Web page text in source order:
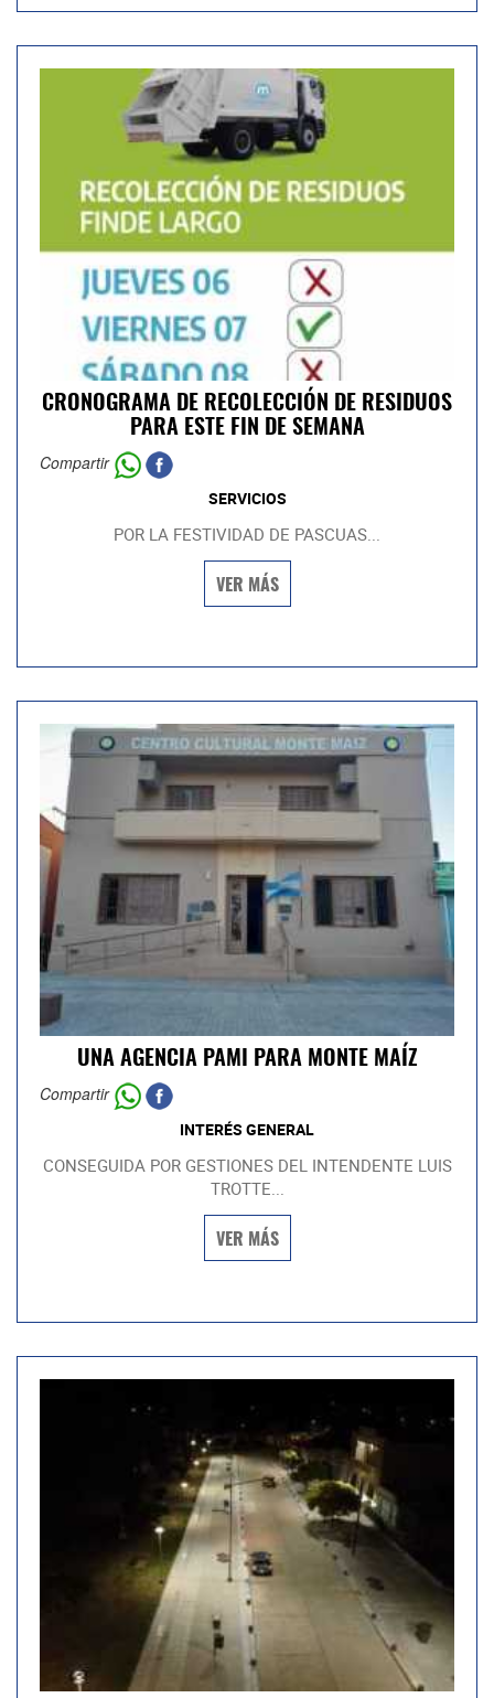
CRONOGRAMA DE RECOLECCIÓN DE RESIDUOS
PARA ESTE FIN DE SEMANA
Compartir
SERVICIOS
POR LA FESTIVIDAD DE PASCUAS...
VER MÁS
UNA AGENCIA PAMI PARA MONTE MAÍZ
Compartir
INTERÉS GENERAL
CONSEGUIDA POR GESTIONES DEL INTENDENTE LUIS
TROTTE...
VER MÁS